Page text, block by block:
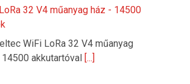
LoRa 32 V4 műanyag ház - 14500
WiFi LoRa 32 V4 műanyag
14500 akkutartóval
[...]